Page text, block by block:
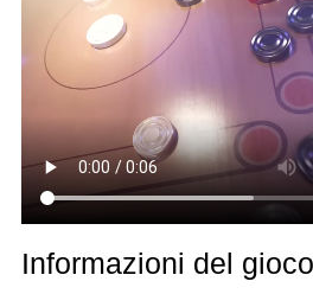
instanza che permette di
account sullo stesso
importante, il nostro esclusivo
emulazione può liberare tutto
PC, rendendo tutto fluido.
Informazioni del gioco